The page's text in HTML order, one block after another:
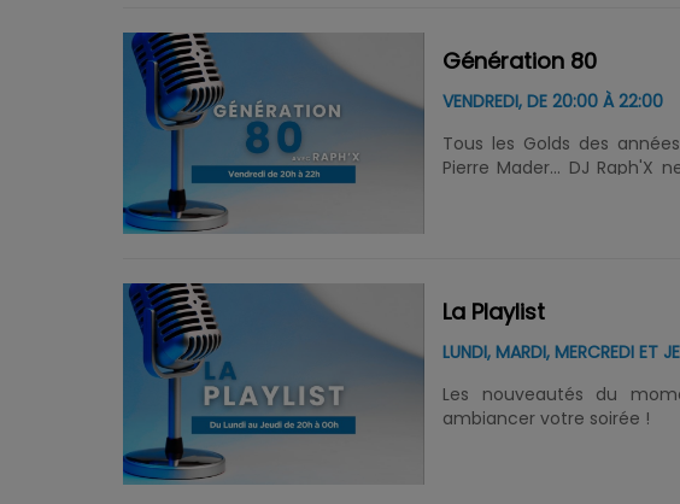
Génération 80
VENDREDI, DE 20:00 À 22:00
Tous les Golds des
Pierre Mader... DJ Raph'X
La Playlist
LUNDI, MARDI, MERCREDI ET
Les nouveautés du
ambiancer votre soirée !